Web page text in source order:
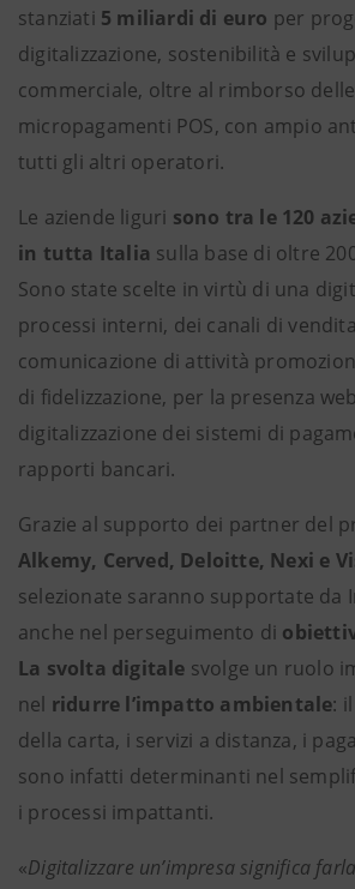
stanziati 5 miliardi di euro per
digitalizzazione, sostenibilità e
commerciale, oltre al rimborso
micropagamenti POS, con ampio
tutti gli altri operatori.
Le aziende liguri sono tra le 120
in tutta Italia sulla base di oltre
Sono state scelte in virtù di una
processi interni, dei canali di
comunicazione di attività
di fidelizzazione, per la presenza
digitalizzazione dei sistemi di
rapporti bancari.
Grazie al supporto dei partner del
Alkemy, Cerved, Deloitte, Nexi e
selezionate saranno supportate da
anche nel perseguimento di
La svolta digitale svolge un ruolo
nel ridurre l’impatto ambientale:
della carta, i servizi a distanza, i
sono infatti determinanti nel
i processi impattanti.
«Digitalizzare un’impresa significa